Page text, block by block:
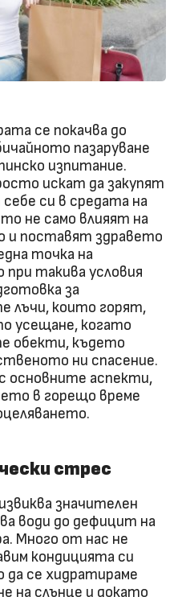
се покачва до
пазаруване
изпитание.
искат да закупят
си в средата на
не само влияят на
и поставят здравето
точка на
при такива условия
за
лъчи, които горят,
усещане, когато
обекти, където
ни спасение.
основните аспекти,
в горещо време
стрес
значителен
води до дефицит на
Много от нас не
кондицията си
да се хидратираме
на слънце и докато